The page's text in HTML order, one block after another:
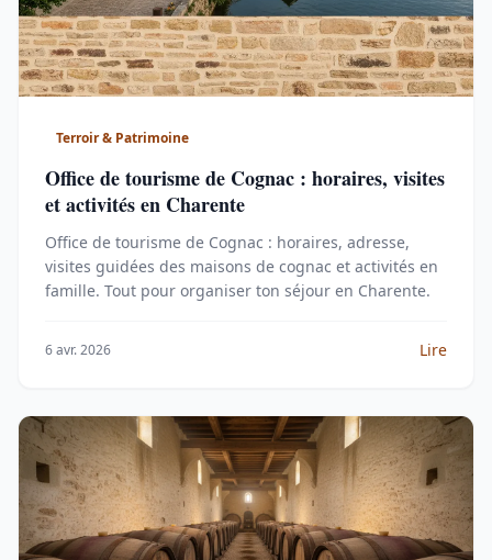
Terroir & Patrimoine
Office de tourisme de Cognac : horaires, visites
et activités en Charente
Office de tourisme de Cognac : horaires, adresse,
visites guidées des maisons de cognac et activités en
famille. Tout pour organiser ton séjour en Charente.
6 avr. 2026 Lire